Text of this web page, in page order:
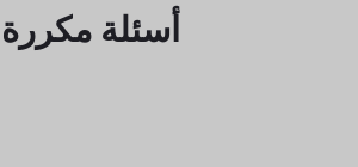
أسئلة مكررة